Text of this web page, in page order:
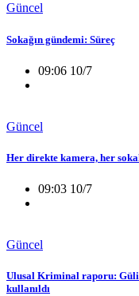
Güncel
Sokağın gündemi: Süreç
09:06 10/7
Güncel
Her direkte kamera, her
09:03 10/7
Güncel
Ulusal Kriminal raporu:
kullanıldı